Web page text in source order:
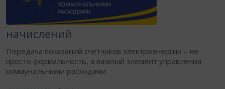
начислений
Передача показаний счетчиков электроэнергии – не
просто формальность, а важный элемент управления
коммунальными расходами